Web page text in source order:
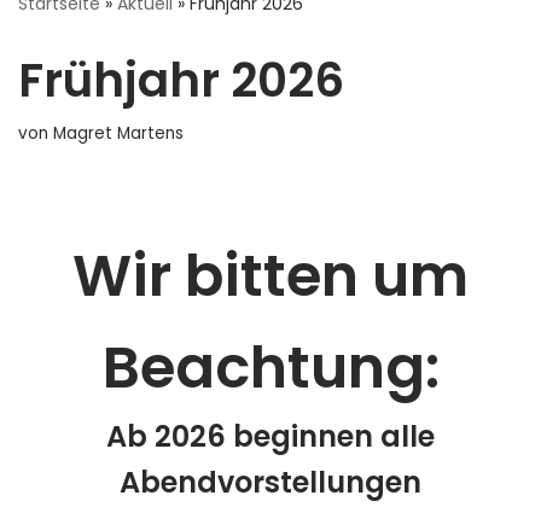
Frühjahr 2026
von Magret Martens
Wir bitten um
Beachtung:
Ab 2026 beginnen alle
Abendvorstellungen